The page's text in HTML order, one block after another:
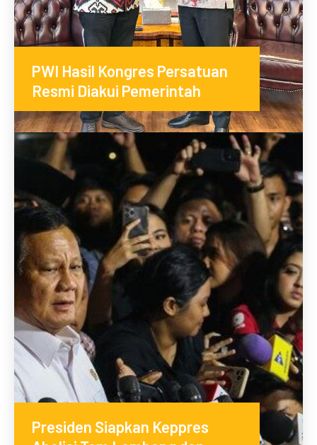
PWI Hasil Kongres Persatuan
Resmi Diakui Pemerintah
Presiden Siapkan Keppres